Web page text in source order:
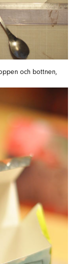
och bottnen,